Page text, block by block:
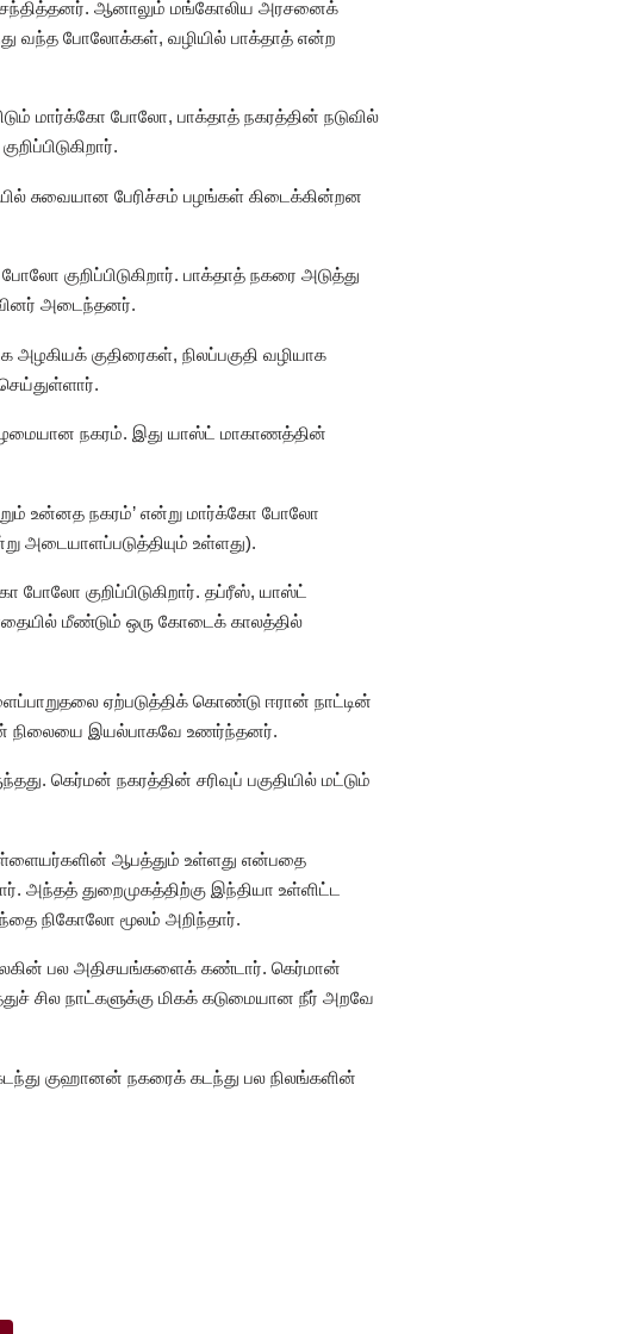
சந்தித்தனர். ஆனாலும் மங்கோலிய அரசனைக்
வந்த போலோக்கள், வழியில் பாக்தாத் என்ற
மார்க்கோ போலோ, பாக்தாத் நகரத்தின் நடுவில்
சுவையான பேரிச்சம் பழங்கள் கிடைக்கின்றன
குறிப்பிடுகிறார். பாக்தாத் நகரை அடுத்து
அடைந்தனர்.
குதிரைகள், நிலப்பகுதி வழியாக
நகரம். இது யாஸ்ட் மாகாணத்தின்
உன்னத நகரம்’ என்று மார்க்கோ போலோ
அடையாளப்படுத்தியும் உள்ளது).
குறிப்பிடுகிறார். தப்ரீஸ், யாஸ்ட்
மீண்டும் ஒரு கோடைக் காலத்தில்
ஏற்படுத்திக் கொண்டு ஈரான் நாட்டின்
நிலையை இயல்பாகவே உணர்ந்தனர்.
நகரத்தின் சரிவுப் பகுதியில் மட்டும்
ஆபத்தும் உள்ளது என்பதை
அந்தத் துறைமுகத்திற்கு இந்தியா உள்ளிட்ட
நிகோலோ மூலம் அறிந்தார்.
பல அதிசயங்களைக் கண்டார். கெர்மான்
சில நாட்களுக்கு மிகக் கடுமையான நீர் அறவே
குஹானன் நகரைக் கடந்து பல நிலங்களின்